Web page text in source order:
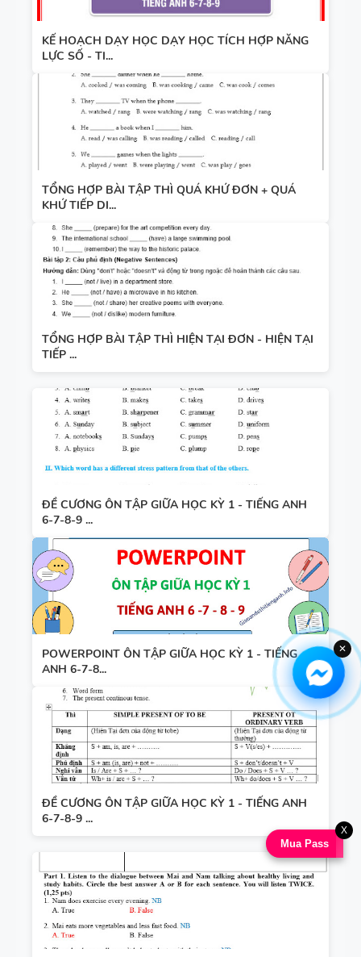
KẾ HOẠCH DẠY HỌC DẠY HỌC TÍCH HỢP NĂNG
LỰC SỐ - TI...
TỔNG HỢP BÀI TẬP THÌ QUÁ KHỨ ĐƠN + QUÁ
KHỨ TIẾP DI...
TỔNG HỢP BÀI TẬP THÌ HIỆN TẠI ĐƠN - HIỆN TẠI
TIẾP ...
ĐỀ CƯƠNG ÔN TẬP GIỮA HỌC KỲ 1 - TIẾNG ANH
6-7-8-9 ...
POWERPOINT ÔN TẬP GIỮA HỌC KỲ 1 - TIẾNG
ANH 6-7-8...
ĐỀ CƯƠNG ÔN TẬP GIỮA HỌC KỲ 1 - TIẾNG ANH
6-7-8-9 ...
Mua Pass
X
✕